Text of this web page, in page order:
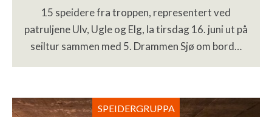
15 speidere fra troppen, representert ved
patruljene Ulv, Ugle og Elg, la tirsdag 16. juni ut på
seiltur sammen med 5. Drammen Sjø om bord…
SPEIDERGRUPPA